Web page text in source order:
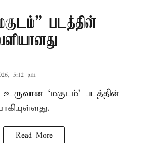
படத்தின்
5:12 pm
உருவான ‘மகுடம்’ படத்தின்
Read More